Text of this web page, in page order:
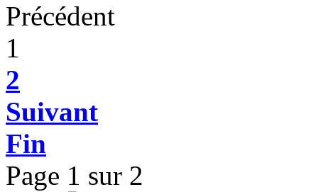
Précédent
1
2
Suivant
Fin
Page 1 sur 2